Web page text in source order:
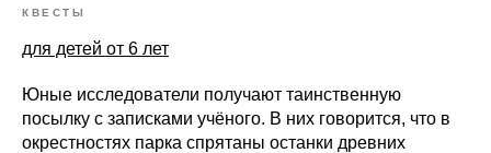
КВЕСТЫ
для детей от 6 лет
Юные исследователи получают таинственную
посылку с записками учёного. В них говорится, что в
окрестностях парка спрятаны останки древних